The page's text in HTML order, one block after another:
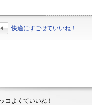
快適にすごせていいね！
コよくていいね！